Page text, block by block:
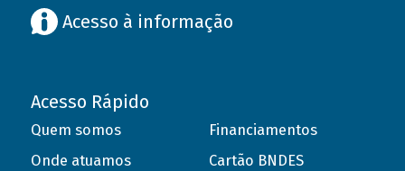
Acesso à informação
Acesso Rápido
Quem somos
Onde atuamos
Financiamentos
Cartão BNDES